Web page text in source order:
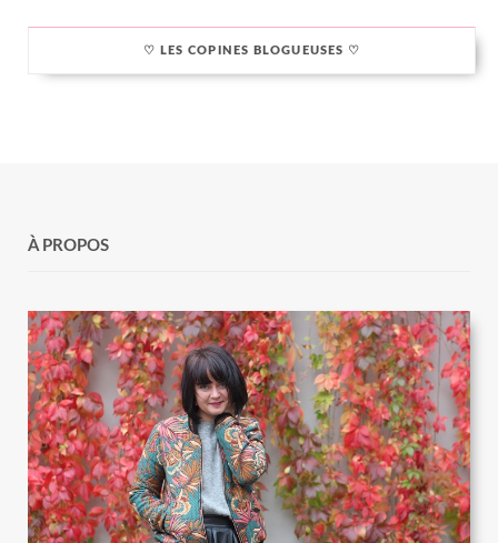
♡ LES COPINES BLOGUEUSES ♡
À PROPOS